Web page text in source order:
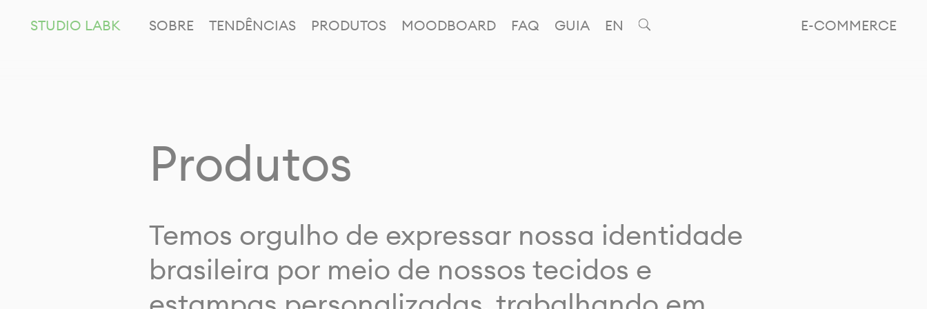
E-COMMERCE
STUDIO LABK SOBRE TENDÊNCIAS PRODUTOS MOODBOARD FAQ GUIA EN
Produtos
Temos orgulho de expressar nossa identidade
brasileira por meio de nossos tecidos e